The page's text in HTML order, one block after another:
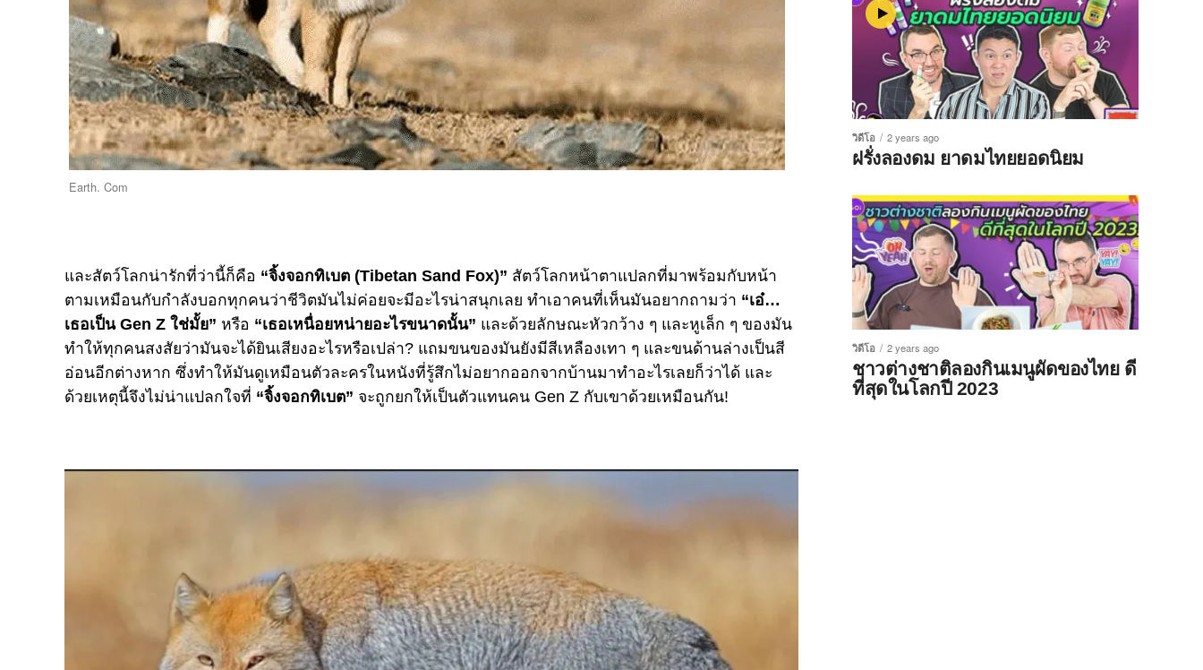
Earth. Com
และสัตว์โลกน่ารักที่ว่านี้ก็คือ “จิ้งจอกทิเบต (Tibetan Sand Fox)” สัตว์โลกหน้าตาแปลกที่มาพร้อมกับหน้า
ตามเหมือนกับกำลังบอกทุกคนว่าชีวิตมันไม่ค่อยจะมีอะไรน่าสนุกเลย ทำเอาคนที่เห็นมันอยากถามว่า “เอ๋…
เธอเป็น Gen Z ใช่มั้ย” หรือ “เธอเหนื่อยหน่ายอะไรขนาดนั้น” และด้วยลักษณะหัวกว้าง ๆ และหูเล็ก ๆ ของมัน
ทำให้ทุกคนสงสัยว่ามันจะได้ยินเสียงอะไรหรือเปล่า? แถมขนของมันยังมีสีเหลืองเทา ๆ และขนด้านล่างเป็นสี
อ่อนอีกต่างหาก ซึ่งทำให้มันดูเหมือนตัวละครในหนังที่รู้สึกไม่อยากออกจากบ้านมาทำอะไรเลยก็ว่าได้ และ
ด้วยเหตุนี้จึงไม่น่าแปลกใจที่ “จิ้งจอกทิเบต” จะถูกยกให้เป็นตัวแทนคน Gen Z กับเขาด้วยเหมือนกัน!
วิดีโอ 2 years ago
ฝรั่งลองดม ยาดมไทยยอดนิยม
วิดีโอ 2 years ago
ชาวต่างชาติลองกินเมนูผัดของไทย ดี
ที่สุดในโลกปี 2023